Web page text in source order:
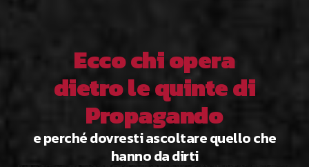
Ecco chi opera
dietro le quinte di
Propagando
e perché dovresti ascoltare quello che
hanno da dirti